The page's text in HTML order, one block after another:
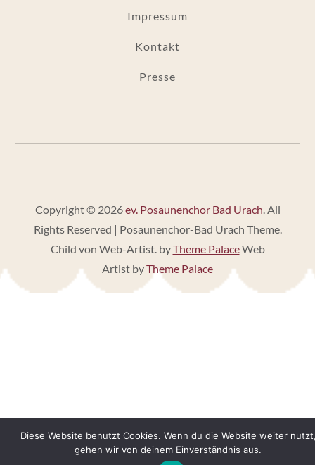
Impressum
Kontakt
Presse
Copyright © 2026ev. Posaunenchor Bad Urach. All
Rights Reserved | Posaunenchor-Bad Urach Theme.
Child von Web-Artist. byTheme PalaceWeb
Artist byTheme Palace
Diese Website benutzt Cookies. Wenn du die Website weiter
gehen wir von deinem Einverständnis aus.